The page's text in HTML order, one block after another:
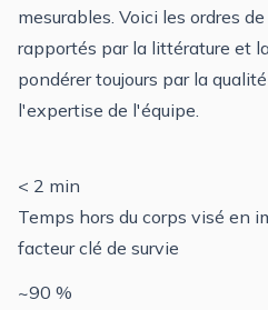
mesurables. Voici les ordres
rapportés par la littérature et
pondérer toujours par la
l'expertise de l'équipe.
< 2 min
Temps hors du corps visé en
facteur clé de survie
~90 %